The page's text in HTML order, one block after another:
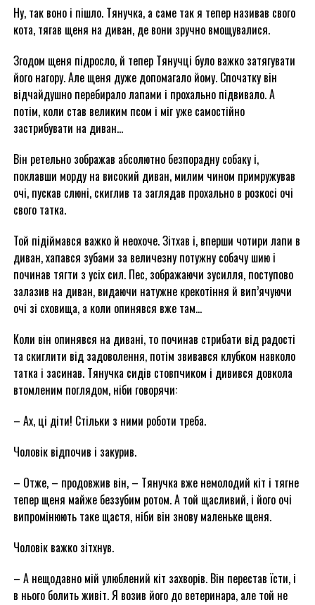
Ну, так воно і пішло. Тянучка, а саме так я тепер називав свого
кота, тягав щеня на диван, де вони зручно вмощувалися.
Згодом щеня підросло, й тепер Тянучці було важко затягувати
його нагору. Але щеня дуже допомагало йому. Спочатку він
відчайдушно перебирало лапами і прохально підвивало. А
потім, коли став великим псом і міг уже самостійно
застрибувати на диван…
Він ретельно зображав абсолютно безпорадну собаку і,
поклавши морду на високий диван, милим чином примружував
очі, пускав слюні, скиглив та заглядав прохально в розкосі очі
свого татка.
Той підіймався важко й неохоче. Зітхав і, вперши чотири лапи в
диван, хапався зубами за величезну потужну собачу шию і
починав тягти з усіх сил. Пес, зображаючи зусилля, поступово
залазив на диван, видаючи натужне крекотіння й вип’ячуючи
очі зі сховища, а коли опинявся вже там…
Коли він опинявся на дивані, то починав стрибати від радості
та скиглити від задоволення, потім звивався клубком навколо
татка і засинав. Тянучка сидів стовпчиком і дивився довкола
втомленим поглядом, ніби говорячи:
– Ах, ці діти! Стільки з ними роботи треба.
Чоловік відпочив і закурив.
– Отже, – продовжив він, – Тянучка вже немолодий кіт і тягне
тепер щеня майже беззубим ротом. А той щасливий, і його очі
випромінюють таке щастя, ніби він знову маленьке щеня.
Чоловік важко зітхнув.
– А нещодавно мій улюблений кіт захворів. Він перестав їсти, і
в нього болить живіт. Я возив його до ветеринара, але той не